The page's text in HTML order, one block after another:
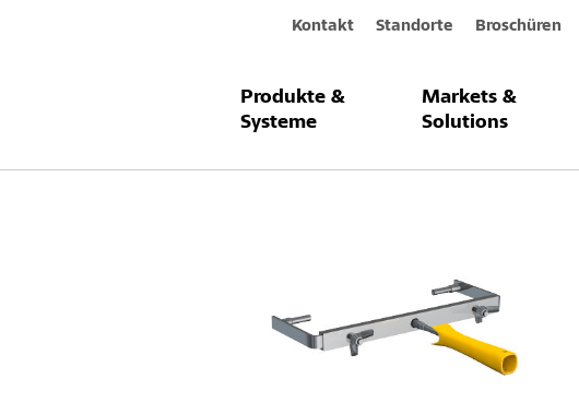
Kontakt Standorte Broschüren
Produkte &
Systeme
Markets &
Solutions
Produkte & Systeme Sto-Verstellbügel